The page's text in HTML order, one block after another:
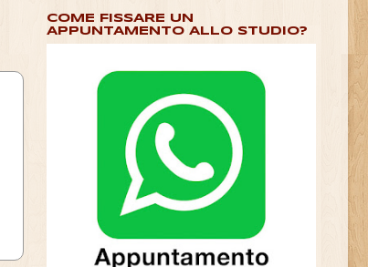
COME FISSARE UN
APPUNTAMENTO ALLO STUDIO?